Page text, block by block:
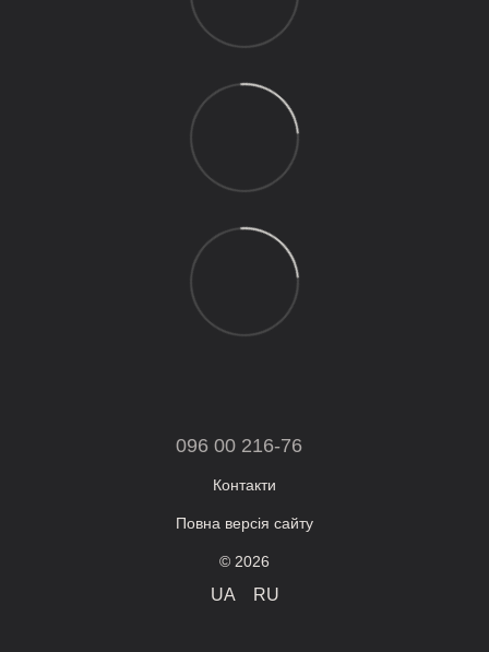
096 00 216-76
Контакти
Повна версія сайту
© 2026
UA RU